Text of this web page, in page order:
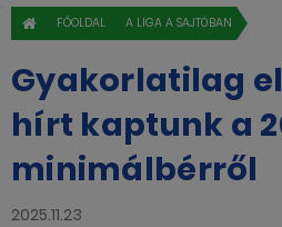
FŐOLDAL A LIGA A SAJTÓBAN
Gyakorlatilag
hírt kaptunk a
minimálbérről
2025.11.23